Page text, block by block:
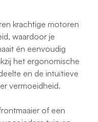
krachtige motoren
waardoor je
én eenvoudig
het ergonomische
en de intuïtieve
vermoeidheid.
of een